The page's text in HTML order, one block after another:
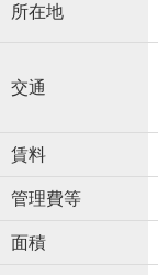
所在地
交通
賃料
管理費等
面積